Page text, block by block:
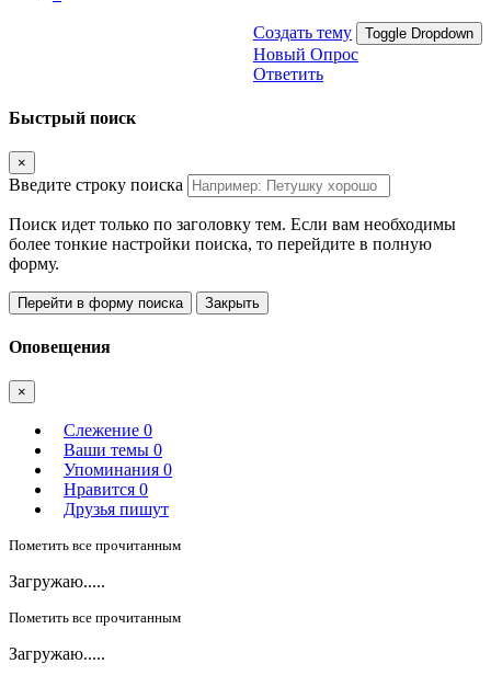
Создать тему Toggle Dropdown
Новый Опрос
Ответить
Быстрый поиск
×
Введите строку поиска
Поиск идет только по заголовку тем. Если вам необходимы
более тонкие настройки поиска, то перейдите в полную
форму.
Перейти в форму поиска Закрыть
Оповещения
×
Слежение 0
Ваши темы 0
Упоминания 0
Нравится 0
Друзья пишут
Пометить все прочитанным
Загружаю.....
Пометить все прочитанным
Загружаю.....